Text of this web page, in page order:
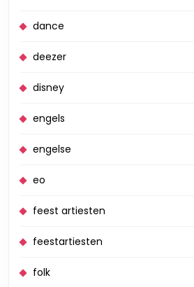
dance
deezer
disney
engels
engelse
eo
feest artiesten
feestartiesten
folk